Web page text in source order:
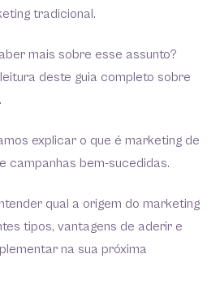
tradicional.
mais sobre esse assunto?
deste guia completo sobre
explicar o que é marketing de
campanhas bem-sucedidas.
qual a origem do marketing
tipos, vantagens de aderir e
na sua próxima